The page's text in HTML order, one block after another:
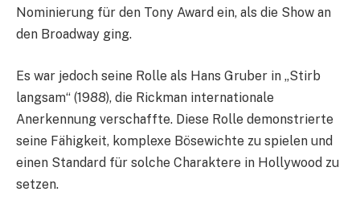
Nominierung für den Tony Award ein, als die Show an
den Broadway ging.
Es war jedoch seine Rolle als Hans Gruber in „Stirb
langsam“ (1988), die Rickman internationale
Anerkennung verschaffte. Diese Rolle demonstrierte
seine Fähigkeit, komplexe Bösewichte zu spielen und
einen Standard für solche Charaktere in Hollywood zu
setzen.